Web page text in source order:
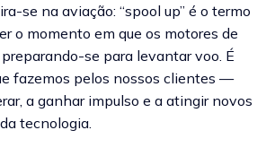
se na aviação: “spool up” é o termo
o momento em que os motores de
se para levantar voo. É
fazemos pelos nossos clientes —
a ganhar impulso e a atingir novos
tecnologia.